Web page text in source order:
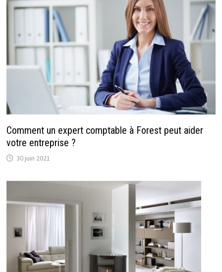
Comment un expert comptable à Forest peut aider
votre entreprise ?
30 juin 2021